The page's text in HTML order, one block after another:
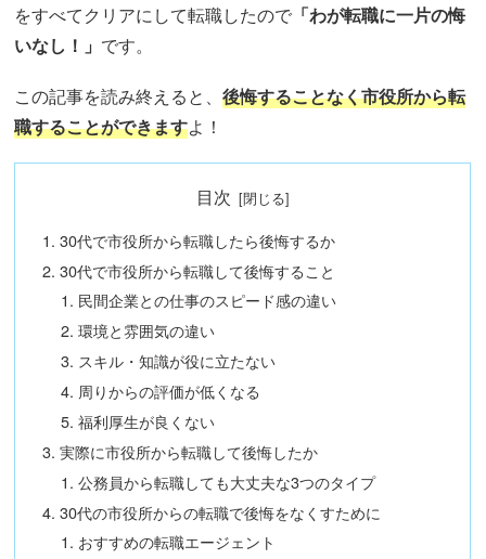
をすべてクリアにして転職したので 「わが転職に一片の悔
いなし！」 です。
この記事を読み終えると、後悔することなく市役所から転
職することができますよ！
目次
30代で市役所から転職したら後悔するか
30代で市役所から転職して後悔すること
民間企業との仕事のスピード感の違い
環境と雰囲気の違い
スキル・知識が役に立たない
周りからの評価が低くなる
福利厚生が良くない
実際に市役所から転職して後悔したか
公務員から転職しても大丈夫な3つのタイプ
30代の市役所からの転職で後悔をなくすために
おすすめの転職エージェント